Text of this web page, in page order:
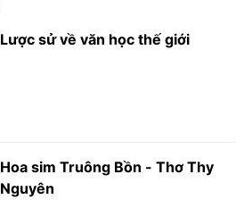
Lược sử về văn học thế giới
Hoa sim Truông Bồn - Thơ Thy
Nguyên